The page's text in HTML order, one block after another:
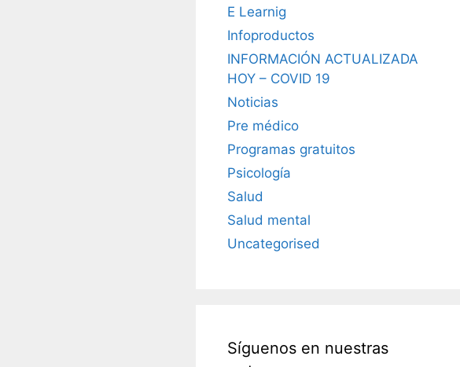
E Learnig
Infoproductos
INFORMACIÓN ACTUALIZADA
HOY – COVID 19
Noticias
Pre médico
Programas gratuitos
Psicología
Salud
Salud mental
Uncategorised
Síguenos en nuestras